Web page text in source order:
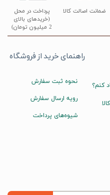
پرداخت در محل
(خریدهای بالای
2 میلیون تومان)
ضمانت اصالت کالا
راهنمای خرید از فروشگاه
نحوه ثبت سفارش
رویه ارسال سفارش
شیوه‌های پرداخت
کنم؟